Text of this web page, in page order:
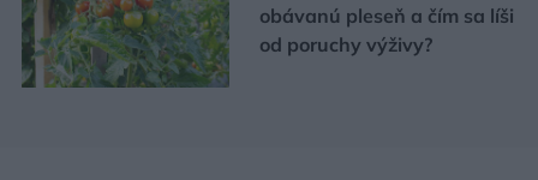
obávanú pleseň a čím sa líši
od poruchy výživy?